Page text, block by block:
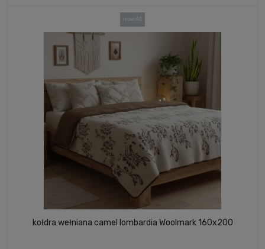
kołdra wełniana camel lombardia Woolmark 160x200
NOWOŚĆ